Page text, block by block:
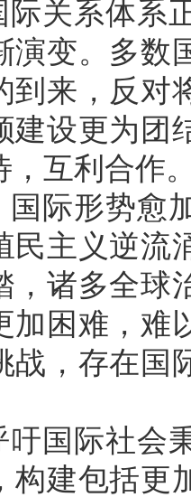
际关系体系
演变。多数
到来，反对
建设更为团
，互利合作
国际形势愈
民主义逆流
，诸多全球
加困难，难
战，存在国
吁国际社会
构建包括更